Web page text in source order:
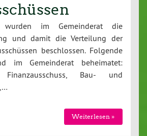
im Gemeinderat die
und damit die Verteilung der
beschlossen. Folgende
im Gemeinderat beheimatet:
Bau- und
Weiterlesen »